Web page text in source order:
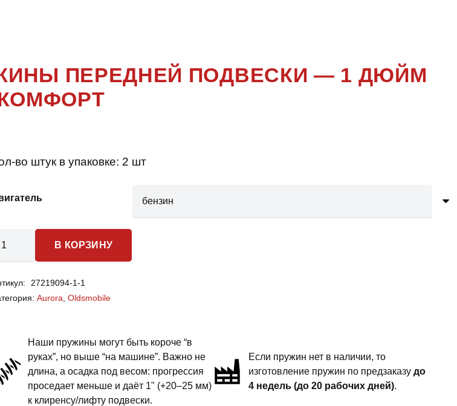
OLDSMOBILE
ПЕРЕДНЕЙ ПОДВЕСКИ — 1 ДЮЙМ
во штук в упаковке: 2 шт
В КОРЗИНУ
27219094-1-1
Aurora ,Oldsmobile
Наши пружины могут быть короче “в
руках”, но выше “на машине”. Важно не
длина, а осадка под весом: прогрессия
проседает меньше и даёт 1" (+20–25 мм)
к клиренсу/лифту подвески.
Если пружин нет в наличии, то
изготовление пружин по предзаказудо
4 недель (до 20 рабочих дней).